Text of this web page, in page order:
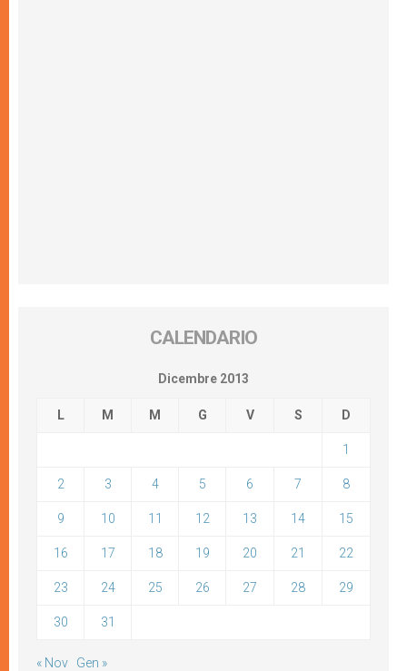
CALENDARIO
Dicembre 2013
L M M G V S D
1
2 3 4 5 6 7 8
9 10 11 12 13 14 15
16 17 18 19 20 21 22
23 24 25 26 27 28 29
30 31
« Nov Gen »